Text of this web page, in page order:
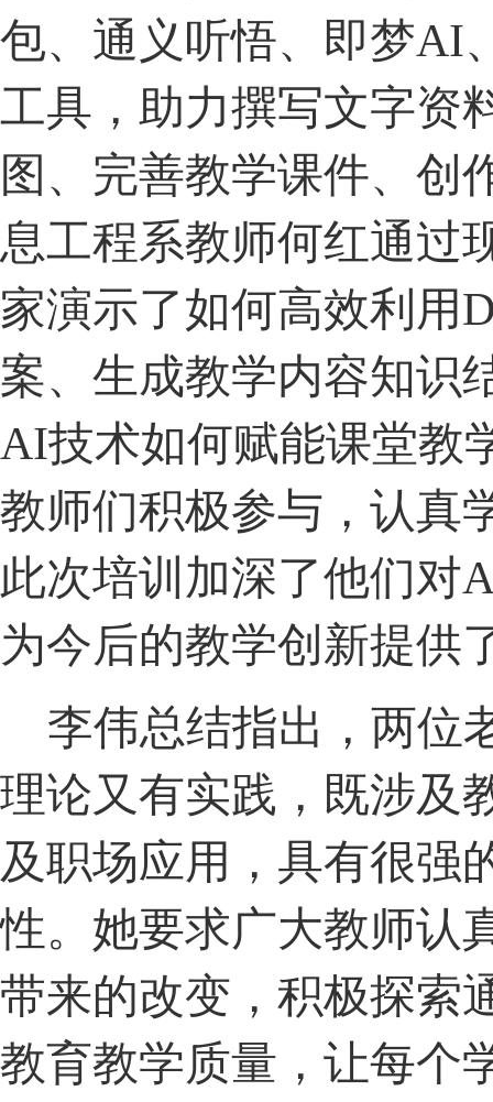
包、通义听悟、即梦AI
工具，助力撰写文字资
图、完善教学课件、创
息工程系教师何红通过
家演示了如何高效利用
案、生成教学内容知识
AI技术如何赋能课堂教
教师们积极参与，认真
此次培训加深了他们对
为今后的教学创新提供
李伟总结指出，两位
理论又有实践，既涉及
及职场应用，具有很强
性。她要求广大教师认
带来的改变，积极探索
教育教学质量，让每个